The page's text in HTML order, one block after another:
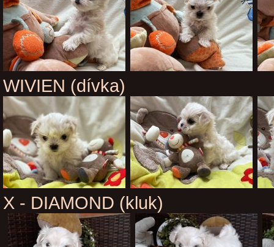
WIVIEN (dívka)
X - DIAMOND (kluk)